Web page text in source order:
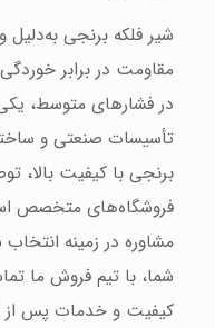
شیر فلکه برنجی
مقاومت در برابر
در فشارهای متوسط، یکی
تأسیسات صنعتی و
برنجی با کیفیت بالا،
فروشگاه‌های متخصص
مشاوره در زمینه
شما، با تیم فروش ما
کیفیت و خدمات پس از